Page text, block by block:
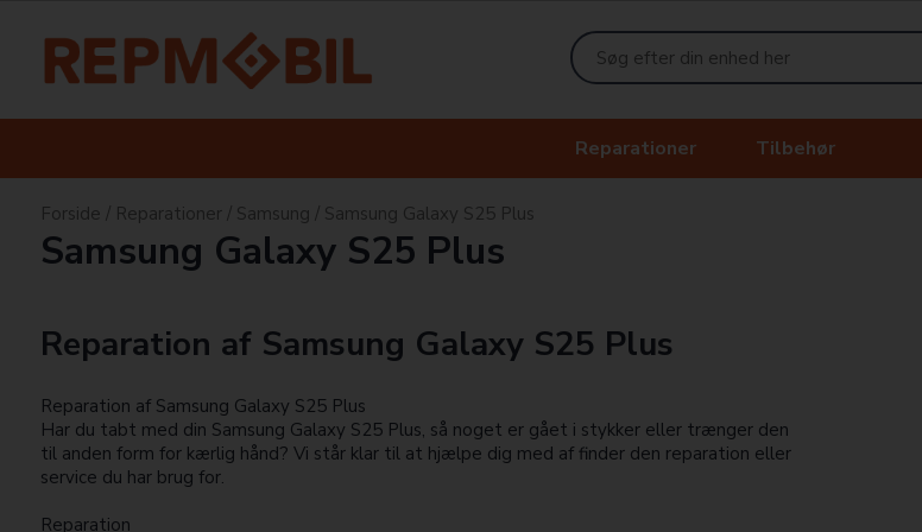
Reparationer Tilbehør
Forside / Reparationer / Samsung / Samsung Galaxy S25 Plus
Samsung Galaxy S25 Plus
Reparation af Samsung Galaxy S25 Plus
Reparation af Samsung Galaxy S25 Plus
Har du tabt med din Samsung Galaxy S25 Plus, så noget er gået i stykker eller trænger den
til anden form for kærlig hånd? Vi står klar til at hjælpe dig med af finder den reparation eller
service du har brug for.
Reparation